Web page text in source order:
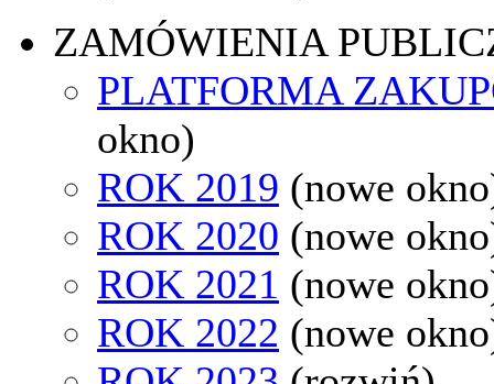
ZAMÓWIENIA
PLATFORMA
okno)
ROK 2019 (nowe
ROK 2020 (nowe
ROK 2021 (nowe
ROK 2022 (nowe